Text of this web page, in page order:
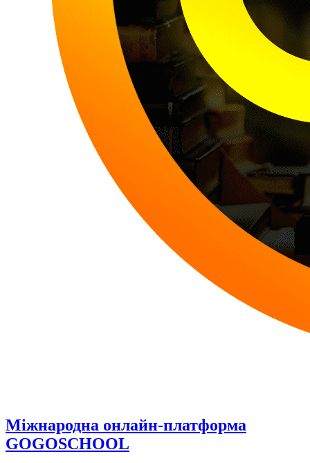
Міжнародна онлайн-платформа
GOGOSCHOOL